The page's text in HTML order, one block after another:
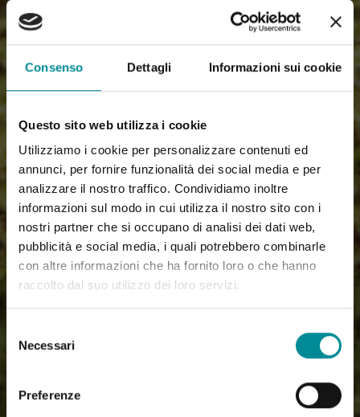
Consenso Dettagli Informazioni sui cookie
Questo sito web utilizza i cookie
Utilizziamo i cookie per personalizzare contenuti ed
annunci, per fornire funzionalità dei social media e per
analizzare il nostro traffico. Condividiamo inoltre
informazioni sul modo in cui utilizza il nostro sito con i
nostri partner che si occupano di analisi dei dati web,
pubblicità e social media, i quali potrebbero combinarle
con altre informazioni che ha fornito loro o che hanno
raccolto dal suo utilizzo dei loro servizi.
delNecessari
Preferenze